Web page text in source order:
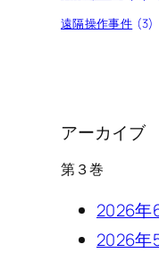
遠隔操作事件 (3)
アーカイブ
第３巻
2026年
2026年